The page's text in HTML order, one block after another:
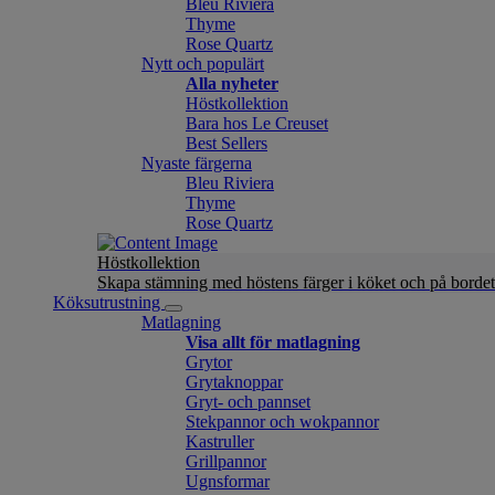
Bleu Riviera
Thyme
Rose Quartz
Nytt och populärt
Alla nyheter
Höstkollektion
Bara hos Le Creuset
Best Sellers
Nyaste färgerna
Bleu Riviera
Thyme
Rose Quartz
Höstkollektion
Skapa stämning med höstens färger i köket och på
Köksutrustning
Matlagning
Visa allt för matlagning
Grytor
Grytaknoppar
Gryt- och pannset
Stekpannor och wokpannor
Kastruller
Grillpannor
Ugnsformar